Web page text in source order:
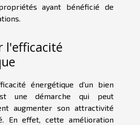
ayant bénéficié de
l'efficacité
énergétique d’un bien
une démarche qui peut
augmenter son attractivité
En effet, cette amélioration